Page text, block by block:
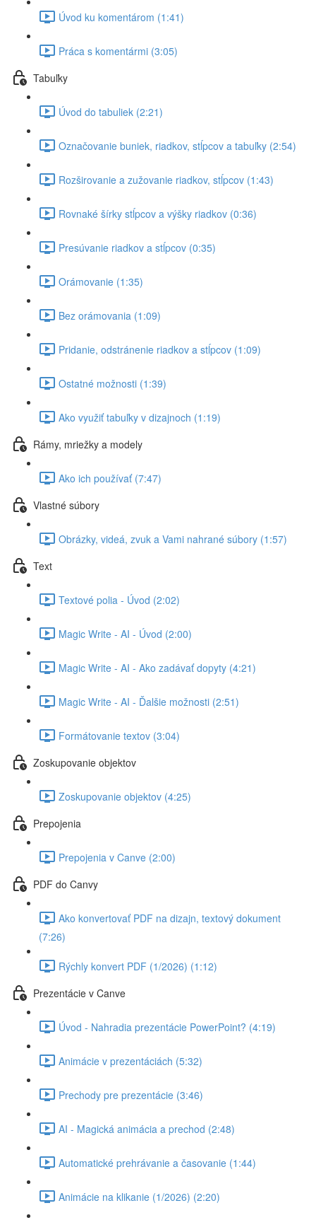
Úvod ku komentárom (1:41)
Práca s komentármi (3:05)
Tabuľky
Úvod do tabuliek (2:21)
Označovanie buniek, riadkov, stĺpcov a tabuľky (2:54)
Rozširovanie a zužovanie riadkov, stĺpcov (1:43)
Rovnaké šírky stĺpcov a výšky riadkov (0:36)
Presúvanie riadkov a stĺpcov (0:35)
Orámovanie (1:35)
Bez orámovania (1:09)
Pridanie, odstránenie riadkov a stĺpcov (1:09)
Ostatné možnosti (1:39)
Ako využiť tabuľky v dizajnoch (1:19)
Rámy, mriežky a modely
Ako ich používať (7:47)
Vlastné súbory
Obrázky, videá, zvuk a Vami nahrané súbory (1:57)
Text
Textové polia - Úvod (2:02)
Magic Write - AI - Úvod (2:00)
Magic Write - AI - Ako zadávať dopyty (4:21)
Magic Write - AI - Ďalšie možnosti (2:51)
Formátovanie textov (3:04)
Zoskupovanie objektov
Zoskupovanie objektov (4:25)
Prepojenia
Prepojenia v Canve (2:00)
PDF do Canvy
Ako konvertovať PDF na dizajn, textový dokument
(7:26)
Rýchly konvert PDF (1/2026) (1:12)
Prezentácie v Canve
Úvod - Nahradia prezentácie PowerPoint? (4:19)
Animácie v prezentáciách (5:32)
Prechody pre prezentácie (3:46)
AI - Magická animácia a prechod (2:48)
Automatické prehrávanie a časovanie (1:44)
Animácie na klikanie (1/2026) (2:20)